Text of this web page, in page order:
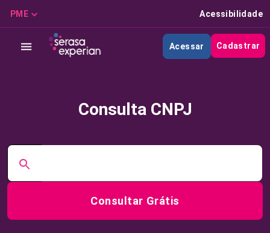
PME Acessibilidade
Acessar Cadastrar
Consulta CNPJ
Consultar Grátis